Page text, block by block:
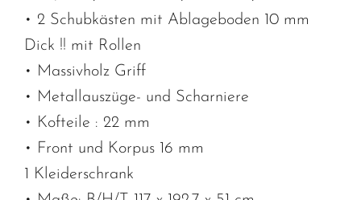
• 2 Schubkästen mit Ablageboden 10 mm
Dick !! mit Rollen
• Massivholz Griff
• Metallauszüge- und Scharniere
• Kofteile : 22 mm
• Front und Korpus 16 mm
1 Kleiderschrank